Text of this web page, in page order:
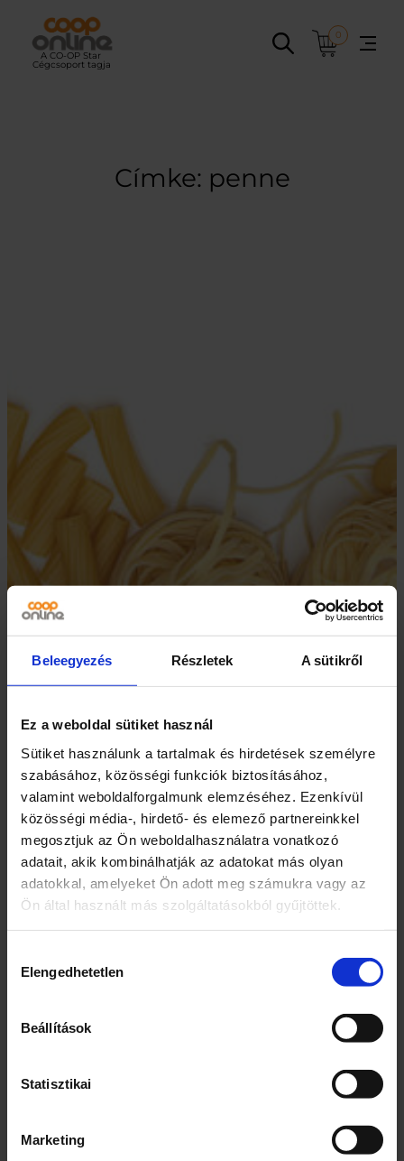
Beleegyezés Részletek A sütikről
Ez a weboldal sütiket használ
Sütiket használunk a tartalmak és hirdetések személyre
szabásához, közösségi funkciók biztosításához,
valamint weboldalforgalmunk elemzéséhez. Ezenkívül
közösségi média-, hirdető- és elemező partnereinkkel
megosztjuk az Ön weboldalhasználatra vonatkozó
adatait, akik kombinálhatják az adatokat más olyan
adatokkal, amelyeket Ön adott meg számukra vagy az
Ön által használt más szolgáltatásokból gyűjtöttek.
kiválasztása
Elengedhetetlen
Beállítások
Statisztikai
Marketing
tartalomhoz
0
Címke: penne
Tészta körkép –
avagy ismerd meg a
különböző
tésztafajtákat!
Nincs olyan ember, aki ne lenne odáig a tésztás
ételekért. (Legalábbis mi nem ismerünk ilyet.) A
különböző feltétekkel, szószokkal rendkívül
paradicsomos spagettire, ami hihetetlen gyorsan
elkészíthető! shutterstock.com De a spagetti tésztán
megközelítőleg 350 féle…